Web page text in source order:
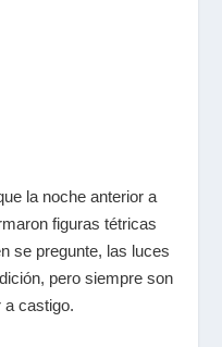
la noche anterior a
figuras tétricas
se pregunte, las luces
pero siempre son
a castigo.